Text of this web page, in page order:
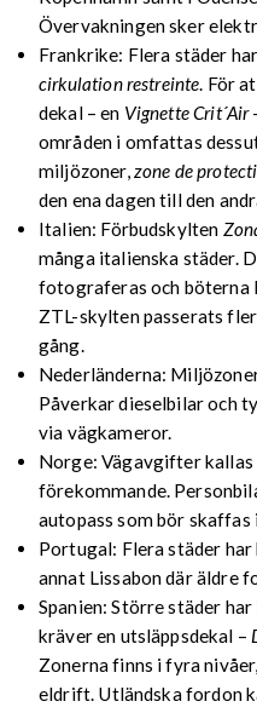
Övervakningen sker
Frankrike: Flera städer
cirkulation restreinte. För
dekal – en Vignette Crit´Air
områden i omfattas
miljözoner,zone de
den ena dagen till den
Italien: Förbudskylten
många italienska städer.
fotograferas och böterna
ZTL-skylten passerats
gång.
Nederländerna:
Påverkar dieselbilar och
via vägkameror.
Norge: Vägavgifter kallas
förekommande.
autopass som bör skaffas
Portugal: Flera städer
annat Lissabon där äldre
Spanien: Större städer
kräver en utsläppsdekal –
Zonerna finns i fyra
eldrift. Utländska fordon